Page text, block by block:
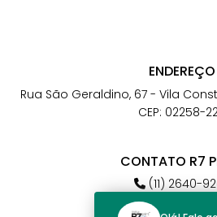
ENDEREÇO
Rua São Geraldino, 67 - Vila
CEP: 02258-
CONTATO R7
(11) 2640-
(11) 98784-